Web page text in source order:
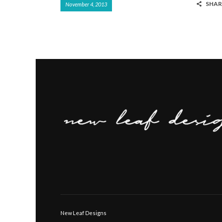
o p
November 4, 2013
New Leaf Designs